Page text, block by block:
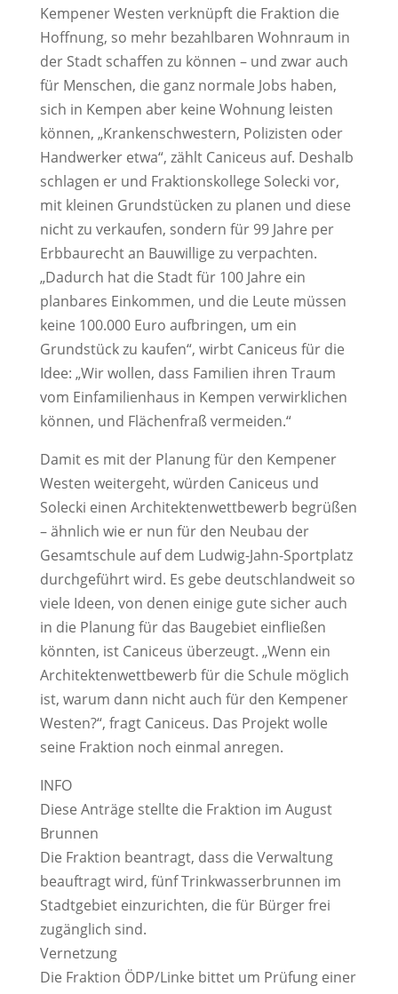
Kempener Westen verknüpft die Fraktion die
Hoffnung, so mehr bezahlbaren Wohnraum in
der Stadt schaffen zu können – und zwar auch
für Menschen, die ganz normale Jobs haben,
sich in Kempen aber keine Wohnung leisten
können, „Krankenschwestern, Polizisten oder
Handwerker etwa“, zählt Caniceus auf. Deshalb
schlagen er und Fraktionskollege Solecki vor,
mit kleinen Grundstücken zu planen und diese
nicht zu verkaufen, sondern für 99 Jahre per
Erbbaurecht an Bauwillige zu verpachten.
„Dadurch hat die Stadt für 100 Jahre ein
planbares Einkommen, und die Leute müssen
keine 100.000 Euro aufbringen, um ein
Grundstück zu kaufen“, wirbt Caniceus für die
Idee: „Wir wollen, dass Familien ihren Traum
vom Einfamilienhaus in Kempen verwirklichen
können, und Flächenfraß vermeiden.“
Damit es mit der Planung für den Kempener
Westen weitergeht, würden Caniceus und
Solecki einen Architektenwettbewerb begrüßen
– ähnlich wie er nun für den Neubau der
Gesamtschule auf dem Ludwig-Jahn-Sportplatz
durchgeführt wird. Es gebe deutschlandweit so
viele Ideen, von denen einige gute sicher auch
in die Planung für das Baugebiet einfließen
könnten, ist Caniceus überzeugt. „Wenn ein
Architektenwettbewerb für die Schule möglich
ist, warum dann nicht auch für den Kempener
Westen?“, fragt Caniceus. Das Projekt wolle
seine Fraktion noch einmal anregen.
INFO
Diese Anträge stellte die Fraktion im August
Brunnen
Die Fraktion beantragt, dass die Verwaltung
beauftragt wird, fünf Trinkwasserbrunnen im
Stadtgebiet einzurichten, die für Bürger frei
zugänglich sind.
Vernetzung
Die Fraktion ÖDP/Linke bittet um Prüfung einer